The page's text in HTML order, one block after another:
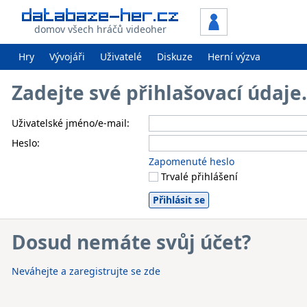
domov všech hráčů videoher
Hry Vývojáři Uživatelé Diskuze Herní výzva
Zadejte své přihlašovací
Uživatelské jméno/e-mail:
Heslo:
Zapomenuté heslo
Trvalé přihlášení
Dosud nemáte svůj účet?
Neváhejte a zaregistrujte se zde